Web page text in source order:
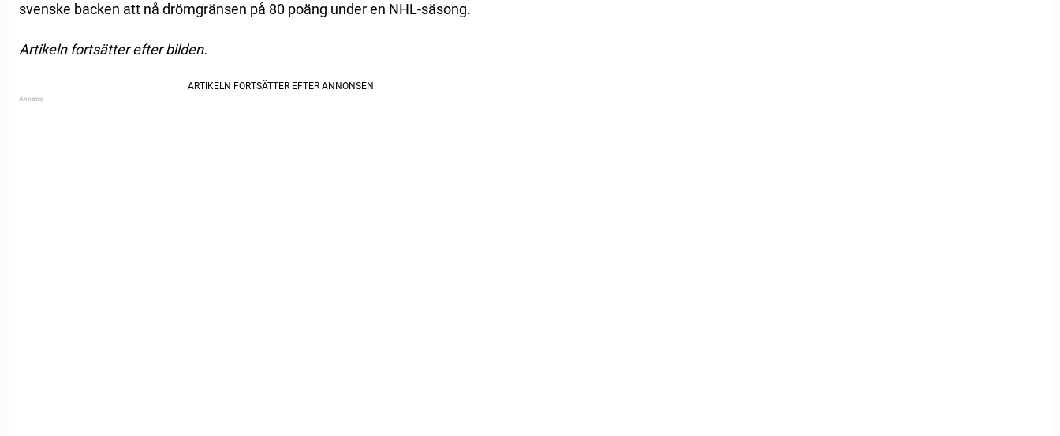
svenske backen att nå drömgränsen på 80 poäng under en NHL-säsong.
Artikeln fortsätter efter bilden.